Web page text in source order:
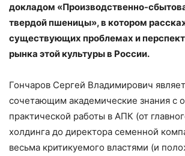
докладом «Производственно-
твердой пшеницы», в котором
существующих проблемах и
рынка этой культуры в России.
Гончаров Сергей Владимирович
сочетающим академические знания с
практической работы в АПК (от
холдинга до директора семенной
весьма критикуемого властями (и